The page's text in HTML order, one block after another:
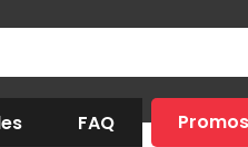
FAQ